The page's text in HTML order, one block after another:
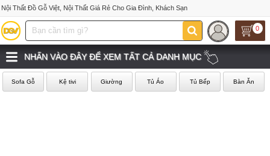
Nội Thất Đồ Gỗ Việt, Nội Thất Giá Rẻ Cho Gia Đình, Khách Sạn
0
NHẤN VÀO ĐÂY ĐỂ XEM TẤT CẢ DANH MỤC
Sofa Gỗ Kệ tivi Giường Tủ Áo Tủ Bếp Bàn Ăn